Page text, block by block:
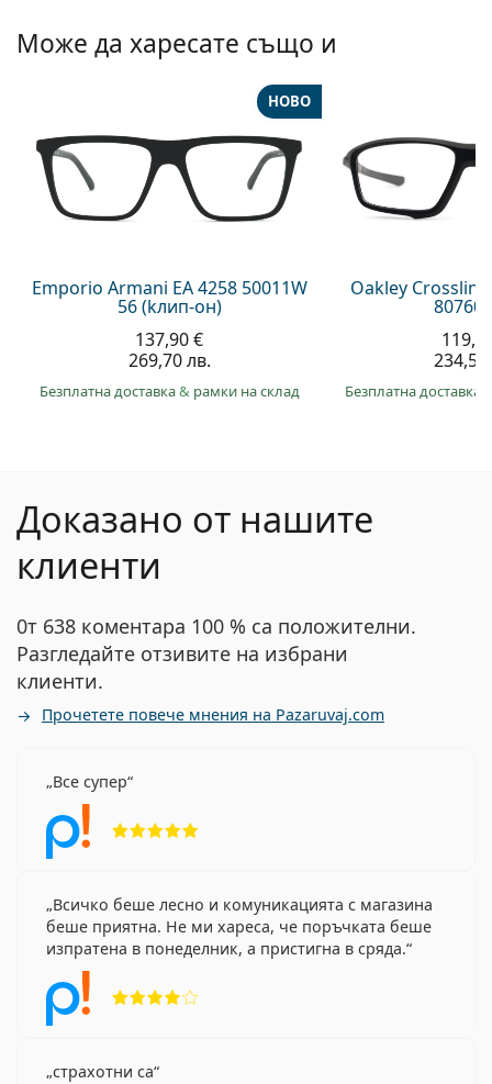
Може да харесате също и
Emporio Armani EA 4258 50011W
56 (kлип-он)
НОВО
137,90 €
269,70 лв.
Безплатна доставка& рамки на склад
Oakley
Безплатна доставка
Доказано от нашите
клиенти
0т 638 коментара 100 % са положителни.
Разгледайте отзивите на избрани
клиенти.
Прочетете повече мнения на Pazaruvaj.com
Все супер
Всичко беше лесно и комуникацията с магазина
беше приятна. Не ми хареса, че поръчката беше
изпратена в понеделник, а пристигна в сряда.
страхотни са